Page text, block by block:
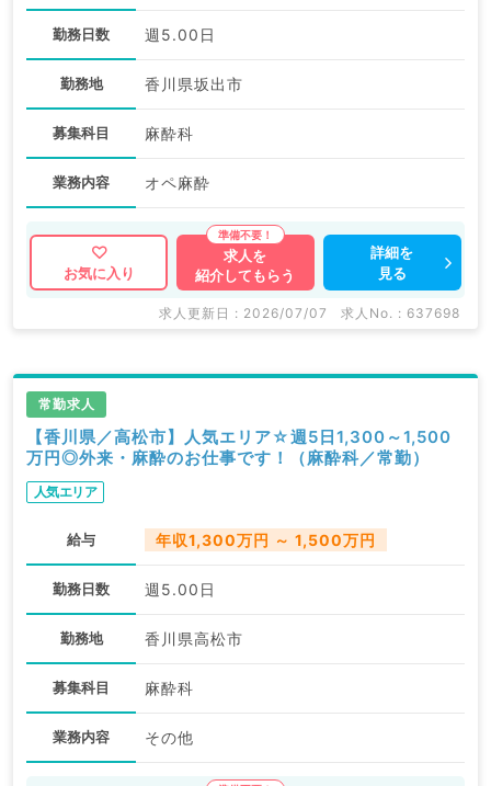
勤務日数 週5.00日
勤務地 香川県坂出市
募集科目 麻酔科
業務内容 オペ麻酔
お気に入り
求人を
紹介してもらう
詳細を
見る
求人更新日 : 2026/07/07 求人No. : 637698
常勤求人
【香川県／高松市】人気エリア☆週5日1,300～1,500
万円◎外来・麻酔のお仕事です！（麻酔科／常勤）
人気エリア
給与 年収1,300万円 ～ 1,500万円
勤務日数 週5.00日
勤務地 香川県高松市
募集科目 麻酔科
業務内容 その他